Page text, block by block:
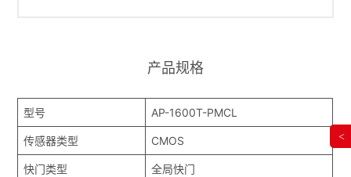
产品规格
型号 AP-1600T-PMCL
传感器类型 CMOS
快门类型 全局快门
<